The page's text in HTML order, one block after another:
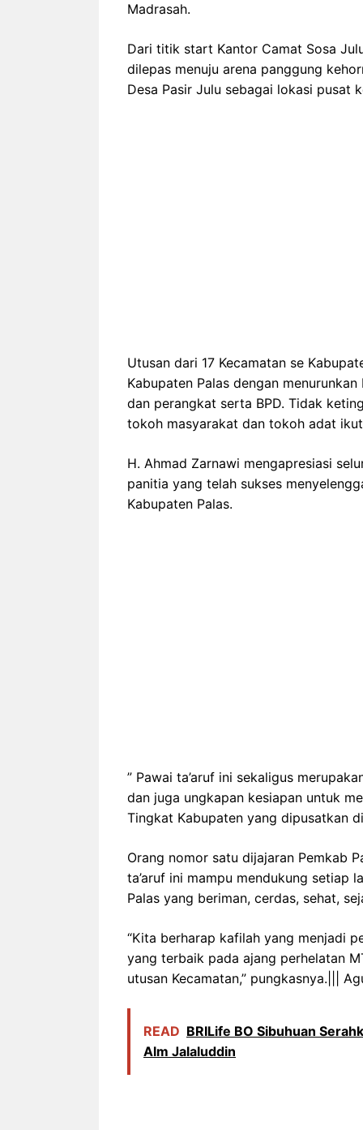
Madrasah.
Dari titik start Kantor Camat Sosa
dilepas menuju arena panggung
Desa Pasir Julu sebagai lokasi pusat
Utusan dari 17 Kecamatan se
Kabupaten Palas dengan
dan perangkat serta BPD. Tidak
tokoh masyarakat dan tokoh adat
H. Ahmad Zarnawi mengapresiasi
panitia yang telah sukses
Kabupaten Palas.
” Pawai ta’aruf ini sekaligus
dan juga ungkapan kesiapan untuk
Tingkat Kabupaten yang dipusatkan
Orang nomor satu dijajaran Pemkab
ta’aruf ini mampu mendukung setiap
Palas yang beriman, cerdas, sehat,
“Kita berharap kafilah yang menjadi
yang terbaik pada ajang perhelatan
utusan Kecamatan,” pungkasnya.|||
READ BRILife BO Sibuhuan
Alm Jalaluddin